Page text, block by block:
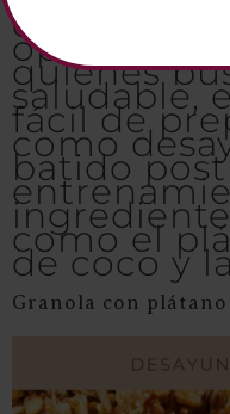
de plátano
opción
quienes
saludable,
fácil de
como
batido post
como el
de coco y
Granola con plátano